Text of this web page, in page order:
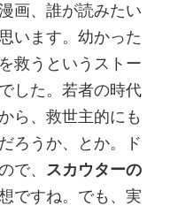
画、誰が読みたい
います。幼かった
救うというストー
した。若者の時代
ら、救世主的にも
ろうか、とか。ド
で、 スカウターの
ですね。でも、実